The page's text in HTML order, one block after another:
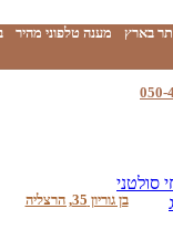
בארץ מענה טלפוני מהיר
בן גוריון 35, הרצליה
סולטני